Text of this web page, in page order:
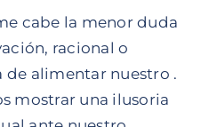
cabe la menor duda
racional o
de alimentar nuestro .
mostrar una ilusoria